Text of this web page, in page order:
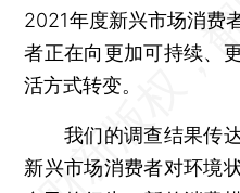
2021年度新兴市场消费
者正在向更加可持续、
活方式转变。
我们的调查结果传达
新兴市场消费者对环境